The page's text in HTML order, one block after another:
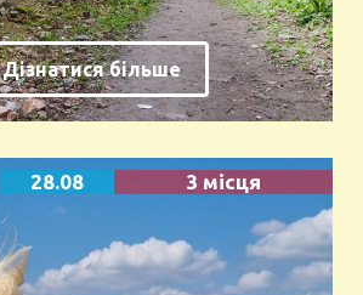
Дізнатися більше
28.08 3 місця